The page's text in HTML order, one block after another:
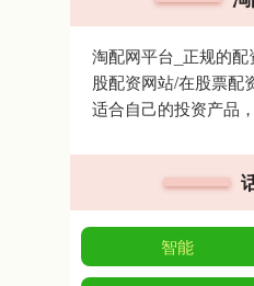
淘配网平台_正规的
股配资网站/在股票配
适合自己的投资产品
智能